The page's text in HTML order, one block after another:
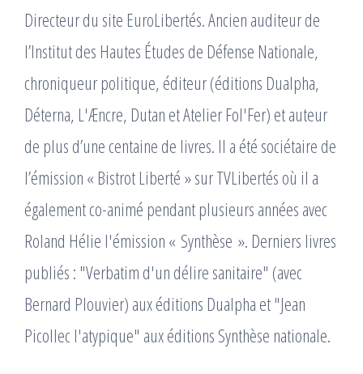
Directeur du site EuroLibertés. Ancien auditeur de
l’Institut des Hautes Études de Défense Nationale,
chroniqueur politique, éditeur (éditions Dualpha,
Déterna, L'Æncre, Dutan et Atelier Fol'Fer) et auteur
de plus d’une centaine de livres. Il a été sociétaire de
l’émission « Bistrot Liberté » sur TVLibertés où il a
également co-animé pendant plusieurs années avec
Roland Hélie l'émission « Synthèse ». Derniers livres
publiés : "Verbatim d'un délire sanitaire" (avec
Bernard Plouvier) aux éditions Dualpha et "Jean
Picollec l'atypique" aux éditions Synthèse nationale.